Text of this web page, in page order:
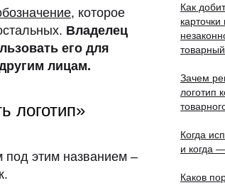
Как
Зачем
логотип
Когда
и когда
Каков
, которое
Владелец
его для
лицам.
логотип»
этим названием –